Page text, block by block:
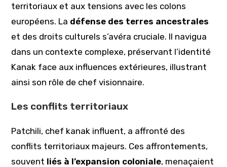
territoriaux et aux tensions avec les colons
européens. La défense des terres ancestrales
et des droits culturels s’avéra cruciale. Il navigua
dans un contexte complexe, préservant l’identité
Kanak face aux influences extérieures, illustrant
ainsi son rôle de chef visionnaire.
Les conflits territoriaux
Patchili, chef kanak influent, a affronté des
conflits territoriaux majeurs. Ces affrontements,
souvent liés à l’expansion coloniale, menaçaient